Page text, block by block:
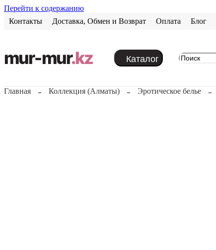
Перейти к содержанию
Контакты
Доставка, Обмен и Возврат Оплата Блог
mur-mur.kz Каталог
Главная Коллекция (Алматы) Эротическое белье